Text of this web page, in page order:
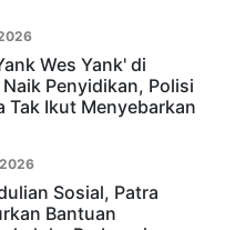
Wes Yank' di
Penyidikan, Polisi
Tak Ikut Menyebarkan
Sosial, Patra
Bantuan